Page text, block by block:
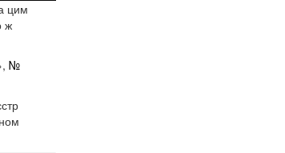
цим
ж
№